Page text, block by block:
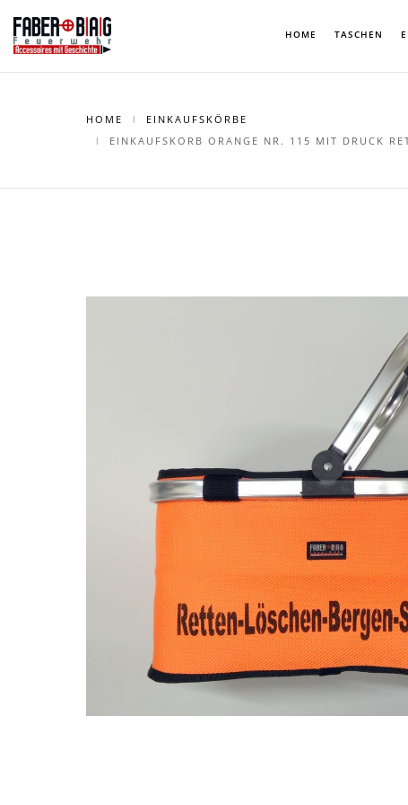
HOME TASCHEN
HOME
EINKAUFSKÖRBE
EINKAUFSKORB ORANGE NR. 115 MIT DRUCK